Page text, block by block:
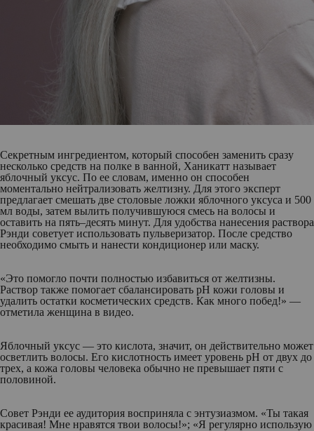
Секретным ингредиентом, который способен заменить сразу
несколько средств на полке в ванной, Ханикатт называет
яблочный уксус. По ее словам, именно он способен
моментально нейтрализовать желтизну. Для этого эксперт
предлагает смешать две столовые ложки яблочного уксуса и 500
мл воды, затем вылить получившуюся смесь на волосы и
оставить на пять–десять минут. Для удобства нанесения раствора
Рэнди советует использовать пульверизатор. После средство
необходимо смыть и нанести кондиционер или маску.
«Это помогло почти полностью избавиться от желтизны.
Раствор также помогает сбалансировать pH кожи головы и
удалить остатки косметических средств. Как много побед!» —
отметила женщина в видео.
Яблочный уксус — это кислота, значит, он действительно может
осветлить волосы. Его кислотность имеет уровень рН от двух до
трех, а кожа головы человека обычно не превышает пяти с
половиной.
Совет Рэнди ее аудитория восприняла с энтузиазмом. «Ты такая
красивая! Мне нравятся твои волосы!»; «Я регулярно использую